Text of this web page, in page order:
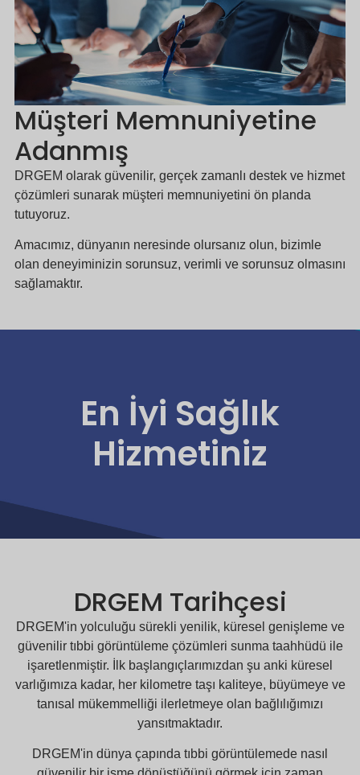
Müşteri Memnuniyetine
Adanmış
DRGEM olarak güvenilir, gerçek zamanlı destek ve hizmet
çözümleri sunarak müşteri memnuniyetini ön planda
tutuyoruz.
Amacımız, dünyanın neresinde olursanız olun, bizimle
olan deneyiminizin sorunsuz, verimli ve sorunsuz olmasını
sağlamaktır.
En İyi Sağlık
Hizmetiniz
DRGEM Tarihçesi
DRGEM'in yolculuğu sürekli yenilik, küresel genişleme ve
güvenilir tıbbi görüntüleme çözümleri sunma taahhüdü ile
işaretlenmiştir. İlk başlangıçlarımızdan şu anki küresel
varlığımıza kadar, her kilometre taşı kaliteye, büyümeye ve
tanısal mükemmelliği ilerletmeye olan bağlılığımızı
yansıtmaktadır.
DRGEM'in dünya çapında tıbbi görüntülemede nasıl